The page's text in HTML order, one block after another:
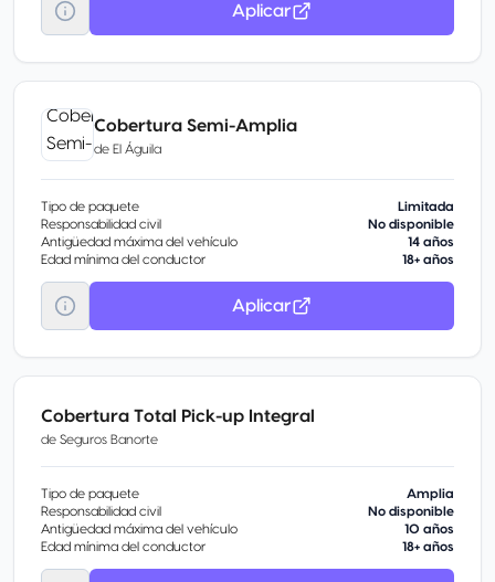
Aplicar
Cobertura Semi-Amplia
de El Águila
Tipo de paquete
Limitada
Responsabilidad civil
No disponible
Antigüedad máxima del vehículo
14 años
Edad mínima del conductor
18+ años
Aplicar
Cobertura Total Pick-up Integral
de Seguros Banorte
Tipo de paquete
Amplia
Responsabilidad civil
No disponible
Antigüedad máxima del vehículo
10 años
Edad mínima del conductor
18+ años